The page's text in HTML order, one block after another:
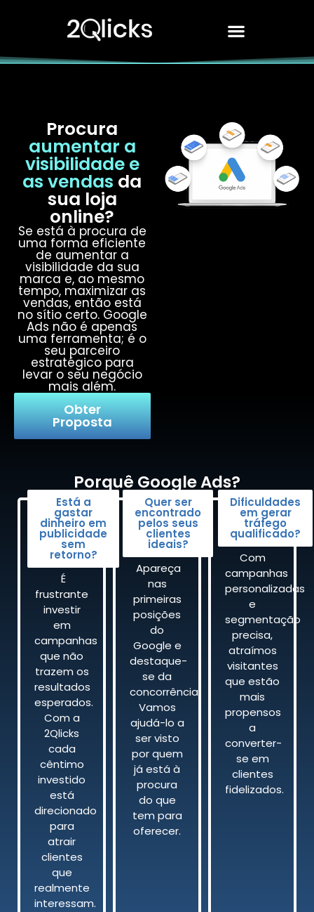
Procura
aumentar a
visibilidade e
as vendas da
sua loja
online?
Se está à procura de
uma forma eficiente
de aumentar a
visibilidade da sua
marca e, ao mesmo
tempo, maximizar as
vendas, então está
no sítio certo. Google
Ads não é apenas
uma ferramenta; é o
seu parceiro
estratégico para
levar o seu negócio
mais além.
Obter
Proposta
Porquê Google Ads?
Está a
gastar
dinheiro em
publicidade
sem
retorno?
É
frustrante
investir
em
campanhas
que não
trazem os
resultados
esperados.
Com a
2Qlicks
cada
cêntimo
investido
está
direcionado
para
atrair
clientes
que
realmente
interessam.
Quer ser
encontrado
pelos seus
clientes
ideais?
Apareça
nas
primeiras
posições
do
Google e
destaque-
se da
concorrência.
Vamos
ajudá-lo a
ser visto
por quem
já está à
procura
do que
tem para
oferecer.
Dificuldades
em gerar
tráfego
qualificado?
Com
campanhas
personalizadas
e
segmentação
precisa,
atraímos
visitantes
que estão
mais
propensos
a
converter-
se em
clientes
fidelizados.